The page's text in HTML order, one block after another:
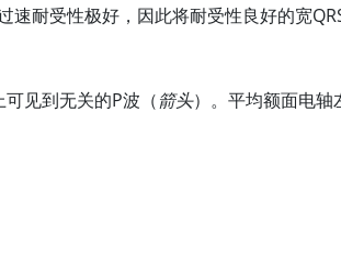
速耐受性极好，因此将耐受性良好的宽
见到无关的P波（箭头）。平均额面电轴